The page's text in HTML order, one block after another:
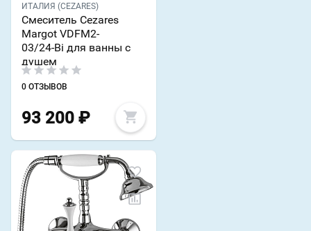
ИТАЛИЯ (CEZARES)
Смеситель Cezares
Margot VDFM2-
03/24-Bi для ванны с
душем
0 ОТЗЫВОВ
93 200 ₽